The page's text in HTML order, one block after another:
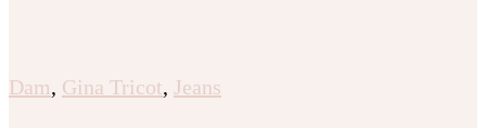
Dam, Gina Tricot, Jeans